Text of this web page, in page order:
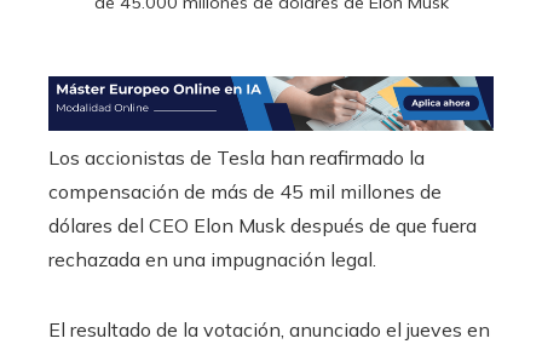
Los accionistas de Tesla han reafirmado la
compensación de más de 45 mil millones de
dólares del CEO Elon Musk después de que fuera
rechazada en una impugnación legal.
El resultado de la votación, anunciado el jueves en